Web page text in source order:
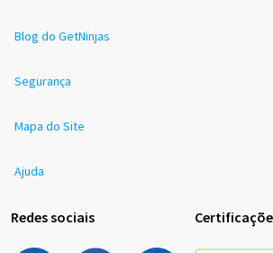
Blog do GetNinjas
Segurança
Mapa do Site
Ajuda
Redes sociais